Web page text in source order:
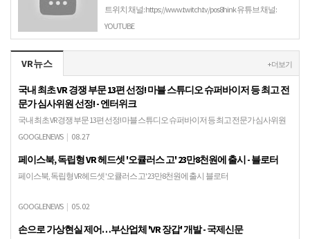
트위치 채널: https://www.twitch.tv/pos8hink 유튜브 채널:
https://gaming.youtube.com/user/changha3351/live VR매니아
커뮤니티: https://cafe…
YOUTUBE
VR뉴스 + 더보기
국내 최초 VR 경쟁 부문 13편 선정! 마블 스튜디오 슈퍼바이저 등 최고 전
문가 심사위원 선정! - 엔터위크
국내 최초 VR 경쟁 부문 13편 선정! 마블 스튜디오 슈퍼바이저 등 최고 전문가 심사위원
선정! 엔터위크강성진 기자 — 제21회 부천국제애니메이션페스티벌(이하 BIAF2019)이
GOOGLENEWS | 08.27
페이스북, 독립형 VR 헤드셋 '오큘러스 고' 23만8천원에 출시 - 블로터
페이스북, 독립형 VR 헤드셋 '오큘러스 고' 23만8천원에 출시 블로터
GOOGLENEWS | 05.02
손으로 가상현실 제어…부산업체 'VR 장갑' 개발 - 국제신문